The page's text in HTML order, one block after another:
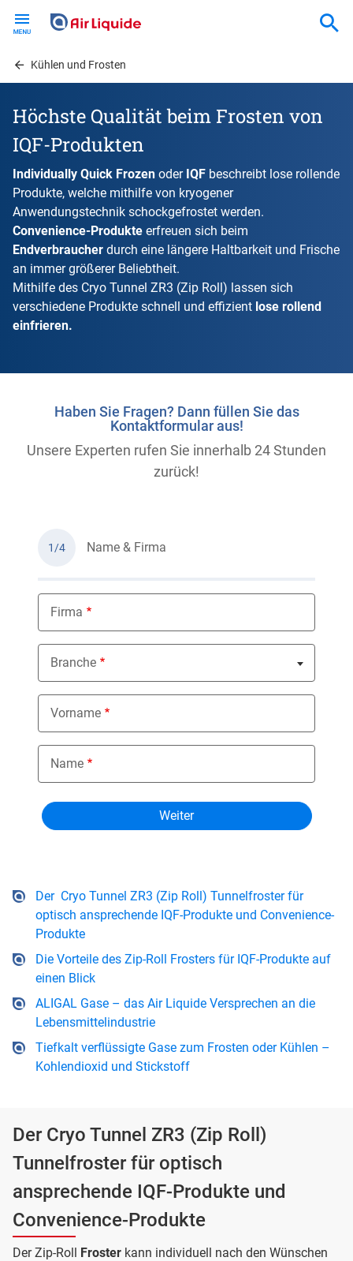
contentKühlen und Frosten
Höchste Qualität beim Frosten von
IQF-Produkten
Individually Quick Frozen oder IQF beschreibt lose rollende
Produkte, welche mithilfe von kryogener
Anwendungstechnik schockgefrostet werden.
Convenience-Produkte erfreuen sich beim
Endverbraucher durch eine längere Haltbarkeit und Frische
an immer größerer Beliebtheit.
Mithilfe des Cryo Tunnel ZR3 (Zip Roll) lassen sich
verschiedene Produkte schnell und effizient lose rollend
einfrieren.
Der Cryo Tunnel ZR3 (Zip Roll) Tunnelfroster für
optisch ansprechende IQF-Produkte und Convenience-
Produkte
Die Vorteile des Zip-Roll Frosters für IQF-Produkte auf
einen Blick
ALIGAL Gase – das Air Liquide Versprechen an die
Lebensmittelindustrie
Tiefkalt verflüssigte Gase zum Frosten oder Kühlen –
Kohlendioxid und Stickstoff
Der Cryo Tunnel ZR3 (Zip Roll)
Tunnelfroster für optisch
ansprechende IQF-Produkte und
Convenience-Produkte
Der Zip-Roll Froster kann individuell nach den Wünschen
Haben Sie Fragen? Dann füllen Sie das
Kontaktformular aus!
Unsere Experten rufen Sie innerhalb 24 Stunden
zurück!
1/4 Name & Firma
Firma
Branche
Nothing selected
Vorname
Name